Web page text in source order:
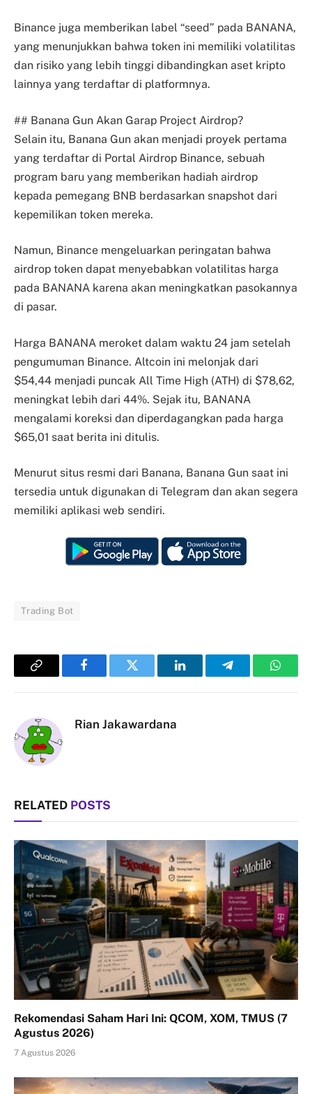
Binance juga memberikan label “seed” pada BANANA,
yang menunjukkan bahwa token ini memiliki volatilitas
dan risiko yang lebih tinggi dibandingkan aset kripto
lainnya yang terdaftar di platformnya.
## Banana Gun Akan Garap Project Airdrop?
Selain itu, Banana Gun akan menjadi proyek pertama
yang terdaftar di Portal Airdrop Binance, sebuah
program baru yang memberikan hadiah airdrop
kepada pemegang BNB berdasarkan snapshot dari
kepemilikan token mereka.
Namun, Binance mengeluarkan peringatan bahwa
airdrop token dapat menyebabkan volatilitas harga
pada BANANA karena akan meningkatkan pasokannya
di pasar.
Harga BANANA meroket dalam waktu 24 jam setelah
pengumuman Binance. Altcoin ini melonjak dari
$54,44 menjadi puncak All Time High (ATH) di $78,62,
meningkat lebih dari 44%. Sejak itu, BANANA
mengalami koreksi dan diperdagangkan pada harga
$65,01 saat berita ini ditulis.
Menurut situs resmi dari Banana, Banana Gun saat ini
tersedia untuk digunakan di Telegram dan akan segera
memiliki aplikasi web sendiri.
Trading Bot
Copy
FacebookTwitter LinkedInTelegram
Rian Jakawardana
RELATED POSTS
Rekomendasi Saham Hari Ini: QCOM, XOM, TMUS (7
Agustus 2026)
7 Agustus 2026